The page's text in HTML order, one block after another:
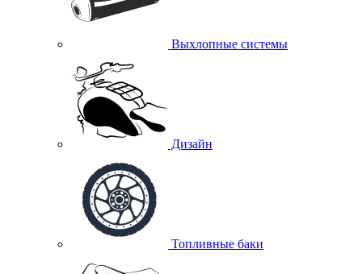
Выхлопные системы
Дизайн
Топливные баки